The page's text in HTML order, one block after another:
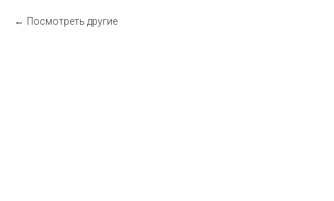
Посмотреть другие